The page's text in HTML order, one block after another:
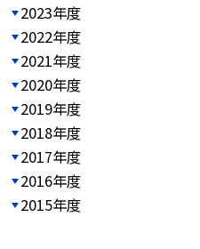
2023年度
2022年度
2021年度
2020年度
2019年度
2018年度
2017年度
2016年度
2015年度